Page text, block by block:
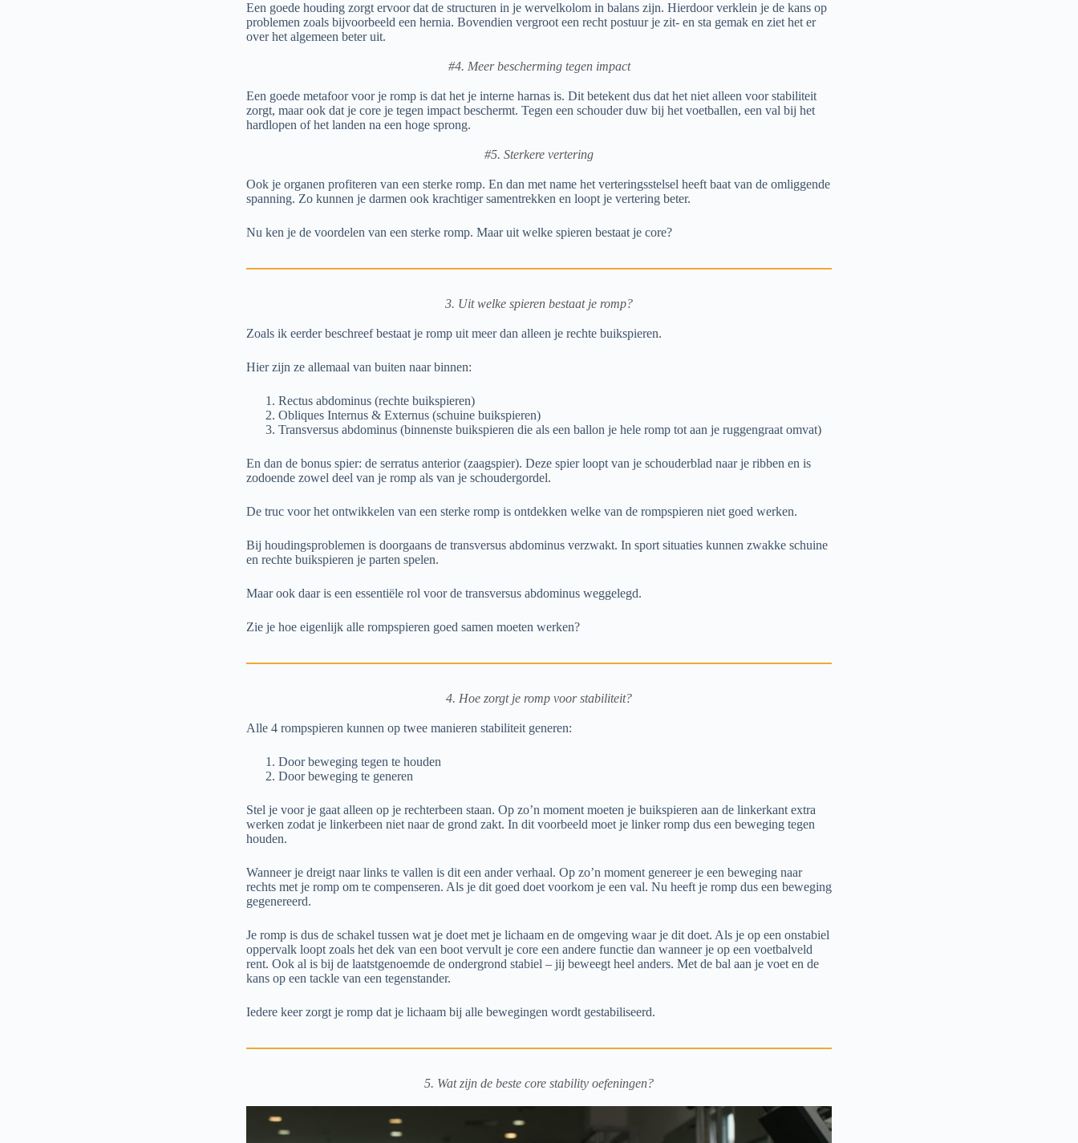
Een goede houding zorgt ervoor dat de structuren in je wervelkolom in balans zijn. Hierdoor verklein je de kans op
problemen zoals bijvoorbeeld een hernia. Bovendien vergroot een recht postuur je zit- en sta gemak en ziet het er
over het algemeen beter uit.
#4. Meer bescherming tegen impact
Een goede metafoor voor je romp is dat het je interne harnas is. Dit betekent dus dat het niet alleen voor stabiliteit
zorgt, maar ook dat je core je tegen impact beschermt. Tegen een schouder duw bij het voetballen, een val bij het
hardlopen of het landen na een hoge sprong.
#5. Sterkere vertering
Ook je organen profiteren van een sterke romp. En dan met name het verteringsstelsel heeft baat van de omliggende
spanning. Zo kunnen je darmen ook krachtiger samentrekken en loopt je vertering beter.
Nu ken je de voordelen van een sterke romp. Maar uit welke spieren bestaat je core?
3. Uit welke spieren bestaat je romp?
Zoals ik eerder beschreef bestaat je romp uit meer dan alleen je rechte buikspieren.
Hier zijn ze allemaal van buiten naar binnen:
Rectus abdominus (rechte buikspieren)
Obliques Internus & Externus (schuine buikspieren)
Transversus abdominus (binnenste buikspieren die als een ballon je hele romp tot aan je ruggengraat omvat)
En dan de bonus spier: de serratus anterior (zaagspier). Deze spier loopt van je schouderblad naar je ribben en is
zodoende zowel deel van je romp als van je schoudergordel.
De truc voor het ontwikkelen van een sterke romp is ontdekken welke van de rompspieren niet goed werken.
Bij houdingsproblemen is doorgaans de transversus abdominus verzwakt. In sport situaties kunnen zwakke schuine
en rechte buikspieren je parten spelen.
Maar ook daar is een essentiële rol voor de transversus abdominus weggelegd.
Zie je hoe eigenlijk alle rompspieren goed samen moeten werken?
4. Hoe zorgt je romp voor stabiliteit?
Alle 4 rompspieren kunnen op twee manieren stabiliteit generen:
Door beweging tegen te houden
Door beweging te generen
Stel je voor je gaat alleen op je rechterbeen staan. Op zo’n moment moeten je buikspieren aan de linkerkant extra
werken zodat je linkerbeen niet naar de grond zakt. In dit voorbeeld moet je linker romp dus een beweging tegen
houden.
Wanneer je dreigt naar links te vallen is dit een ander verhaal. Op zo’n moment genereer je een beweging naar
rechts met je romp om te compenseren. Als je dit goed doet voorkom je een val. Nu heeft je romp dus een beweging
gegenereerd.
Je romp is dus de schakel tussen wat je doet met je lichaam en de omgeving waar je dit doet. Als je op een onstabiel
oppervalk loopt zoals het dek van een boot vervult je core een andere functie dan wanneer je op een voetbalveld
rent. Ook al is bij de laatstgenoemde de ondergrond stabiel – jij beweegt heel anders. Met de bal aan je voet en de
kans op een tackle van een tegenstander.
Iedere keer zorgt je romp dat je lichaam bij alle bewegingen wordt gestabiliseerd.
5. Wat zijn de beste core stability oefeningen?